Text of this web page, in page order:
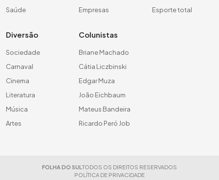
Saúde
Empresas
Esporte total
Diversão
Sociedade
Carnaval
Cinema
Literatura
Música
Artes
Colunistas
Briane Machado
Cátia Liczbinski
Edgar Muza
João Eichbaum
Mateus Bandeira
Ricardo Peró Job
FOLHA DO SUL TODOS OS DIREITOS RESERVADOS
POLÍTICA DE PRIVACIDADE